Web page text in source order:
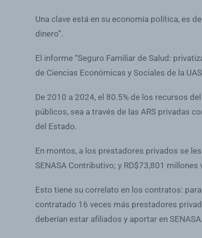
Una clave está en su economía política, es
dinero”.
El informe “Seguro Familiar de Salud:
de Ciencias Económicas y Sociales de la
De 2010 a 2024, el 80.5% de los recursos
públicos, sea a través de las ARS privadas
del Estado.
En montos, a los prestadores privados se
SENASA Contributivo; y RD$73,801 millones
Esto tiene su correlato en los contratos:
contratado 16 veces más prestadores
deberían estar afiliados y aportar en SENASA.